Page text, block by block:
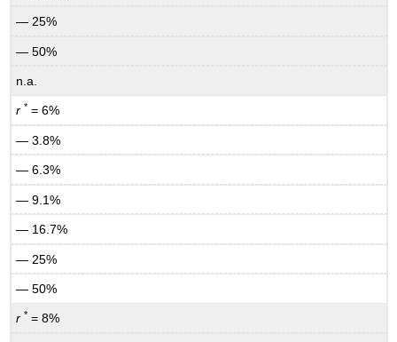
— 25%
— 50%
n.a.
r * = 6%
— 3.8%
— 6.3%
— 9.1%
— 16.7%
— 25%
— 50%
r * = 8%